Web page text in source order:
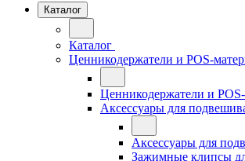
Каталог
Каталог
Ценникодержатели и POS-
Ценникодержатели и
Аксессуары для
Аксессуары для
Зажимные клипсы